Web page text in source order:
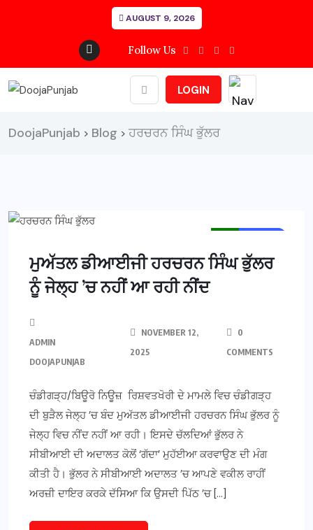
AUGUST 9, 2026
Follow Us
LOGIN
DoojaPunjab > Blog > ਹਰਚਰਨ ਸਿੰਘ ਭੁੱਲਰ
ਮੁਅੱਤਲ ਡੀਆਈਜੀ ਹਰਚਰਨ ਸਿੰਘ ਭੁੱਲਰ
ਨੂੰ ਜੇਲ੍ਹ ’ਚ ਨਹੀਂ ਆ ਰਹੀ ਨੀਂਦ
ADMIN
DOOJAPUNJAB
NOVEMBER 12,
2025
0
COMMENTS
ਚੰਡੀਗੜ੍ਹ/ਬਿਊਰੋ ਨਿਊਜ਼ ਰਿਸ਼ਵਤਖੋਰੀ ਦੇ ਮਾਮਲੇ ਵਿਚ ਚੰਡੀਗੜ੍ਹ
ਦੀ ਬੁੜੈਲ ਜੇਲ੍ਹ ’ਚ ਬੰਦ ਮੁਅੱਤਲ ਡੀਆਈਜੀ ਹਰਚਰਨ ਸਿੰਘ ਭੁੱਲਰ ਨੂੰ
ਜੇਲ੍ਹ ਵਿਚ ਨੀਂਦ ਨਹੀਂ ਆ ਰਹੀ। ਇਸਦੇ ਚੱਲਦਿਆਂ ਭੁੱਲਰ ਨੇ
ਸੀਬੀਆਈ ਦੀ ਅਦਾਲਤ ਕੋਲੋਂ ‘ਗੱਦਾ’ ਮੁਹੱਈਆ ਕਰਵਾਉਣ ਦੀ ਮੰਗ
ਕੀਤੀ ਹੈ। ਭੁੱਲਰ ਨੇ ਸੀਬੀਆਈ ਅਦਾਲਤ ’ਚ ਆਪਣੇ ਵਕੀਲ ਰਾਹੀਂ
ਅਰਜ਼ੀ ਦਾਇਰ ਕਰਕੇ ਦੱਸਿਆ ਕਿ ਉਸਦੀ ਪਿੱਠ ’ਚ […]